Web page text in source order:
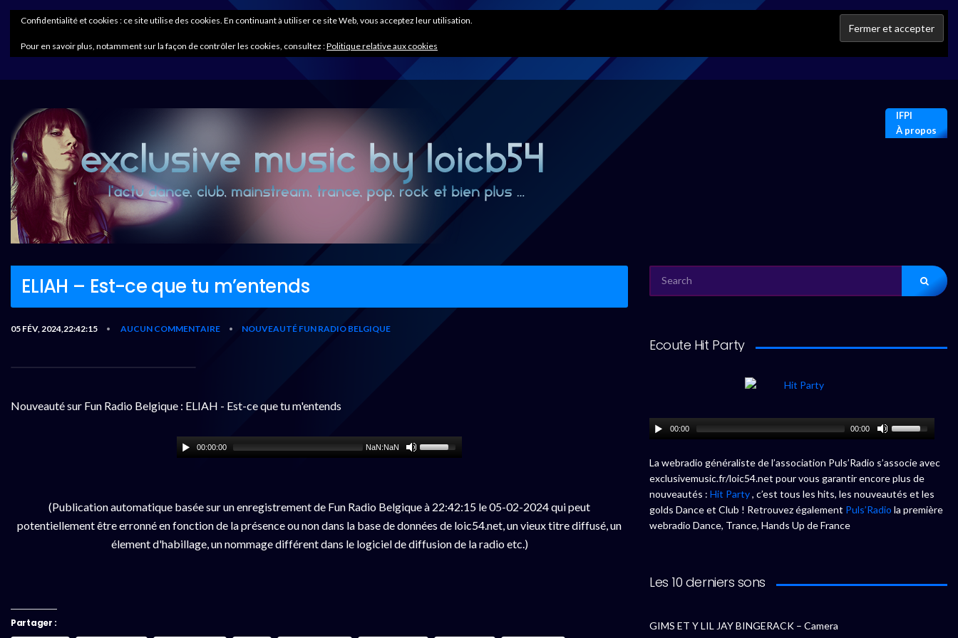
IFPI
À propos
ELIAH – Est-ce que tu m’entends
05 FÉV, 2024,22:42:15 • AUCUN COMMENTAIRE • NOUVEAUTÉ FUN RADIO BELGIQUE
Nouveauté sur Fun Radio Belgique : ELIAH - Est-ce que tu m'entends
00:00:00 NaN:NaN
(Publication automatique basée sur un enregistrement de Fun Radio Belgique à 22:42:15 le 05-02-2024 qui peut
potentiellement être erronné en fonction de la présence ou non dans la base de données de loic54.net, un vieux titre diffusé, un
élement d'habillage, un nommage différent dans le logiciel de diffusion de la radio etc.)
Partager :
FOR:
Ecoute Hit Party
00:00 00:00
La webradio généraliste de l’association Puls’Radio s’associe avec
exclusivemusic.fr/loic54.net pour vous garantir encore plus de
nouveautés : Hit Party, c’est tous les hits, les nouveautés et les
golds Dance et Club ! Retrouvez également Puls’Radio la première
webradio Dance, Trance, Hands Up de France
Les 10 derniers sons
GIMS ET Y LIL JAY BINGERACK – Camera
Confidentialité et cookies : ce site utilise des cookies. En continuant à utiliser ce site Web, vous acceptez leur utilisation.
Pour en savoir plus, notamment sur la façon de contrôler les cookies, consultez :Politique relative aux cookies